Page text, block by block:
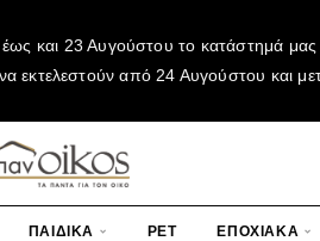
και 23 Αυγούστου το κατάστημά μας
εκτελεστούν από 24 Αυγούστου και
ΠΑΙΔΙΚΑ PET ΕΠΟΧΙΑΚΑ